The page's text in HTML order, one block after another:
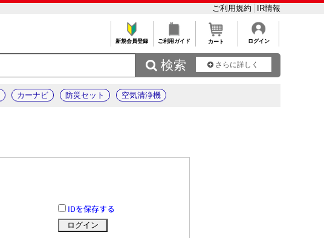
ご利用規約 IR情報
新規会員登録 ご利用ガイド カート ログイン
 検索 さらに詳しく
カーナビ 防災セット 空気清浄機
IDを保存する